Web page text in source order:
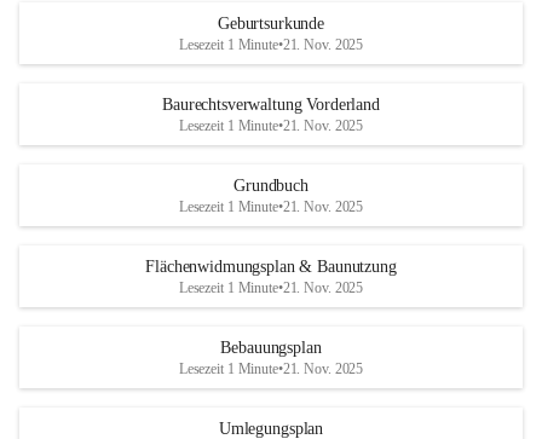
Geburtsurkunde
Lesezeit 1 Minute•21. Nov. 2025
Baurechtsverwaltung Vorderland
Lesezeit 1 Minute•21. Nov. 2025
Grundbuch
Lesezeit 1 Minute•21. Nov. 2025
Flächenwidmungsplan & Baunutzung
Lesezeit 1 Minute•21. Nov. 2025
Bebauungsplan
Lesezeit 1 Minute•21. Nov. 2025
Umlegungsplan